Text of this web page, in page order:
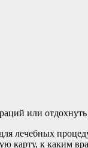
или
лечебных
карту, к каким